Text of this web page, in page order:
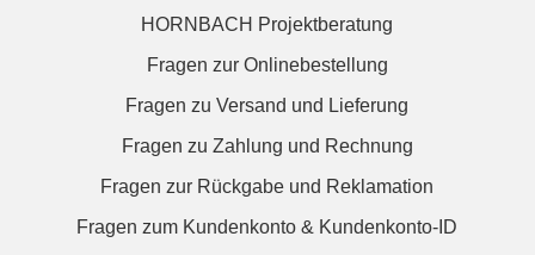
HORNBACH Projektberatung
Fragen zur Onlinebestellung
Fragen zu Versand und Lieferung
Fragen zu Zahlung und Rechnung
Fragen zur Rückgabe und Reklamation
Fragen zum Kundenkonto & Kundenkonto-ID